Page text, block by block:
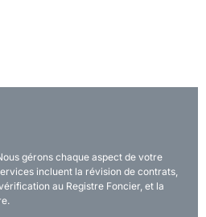
gérons chaque aspect de votre
incluent la révision de contrats,
au Registre Foncier, et la